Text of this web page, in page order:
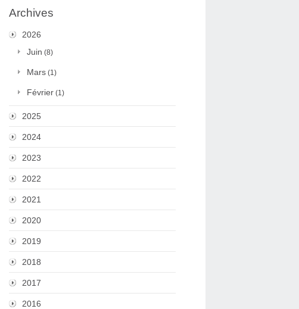
Archives
2026
Juin (8)
Mars (1)
Février (1)
2025
2024
2023
2022
2021
2020
2019
2018
2017
2016